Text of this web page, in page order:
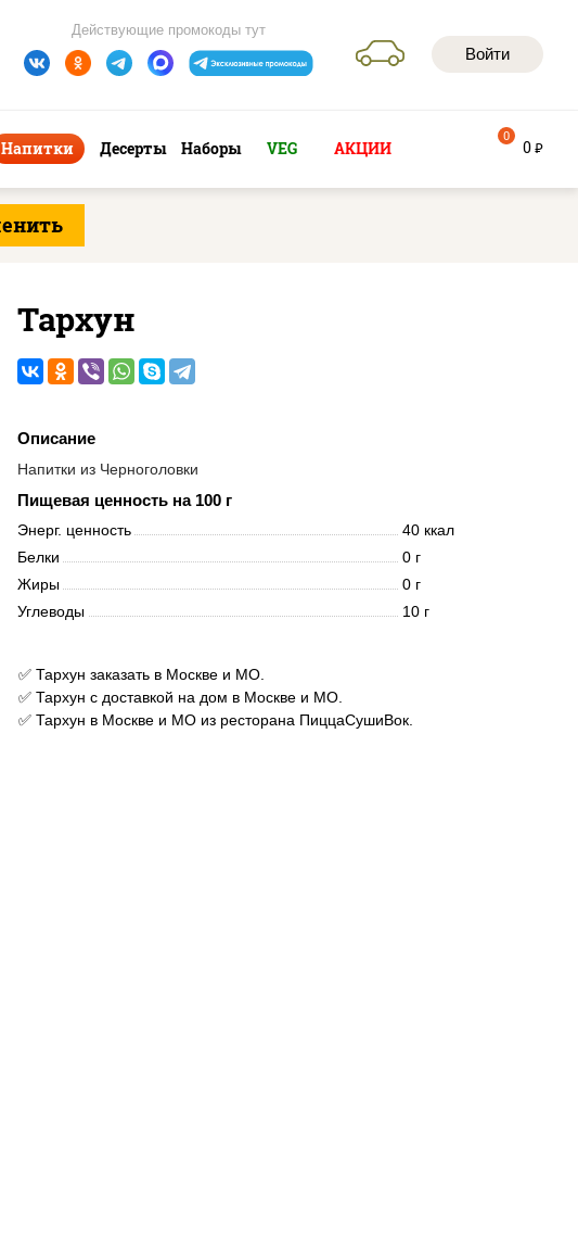
Войти
Действующие промокоды тут
Напитки Десерты Наборы VEG АКЦИИ 0 руб
0
Тархун
Описание
Напитки из Черноголовки
Пищевая ценность на 100 г
Энерг. ценность
40 ккал
Белки
0 г
Жиры
0 г
Углеводы
10 г
✅ Тархун заказать в Москве и МО.
✅ Тархун с доставкой на дом в Москве и МО.
✅ Тархун в Москве и МО из ресторана ПиццаСушиВок.